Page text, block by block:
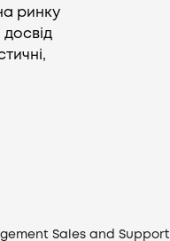
ринку
Sales and Support